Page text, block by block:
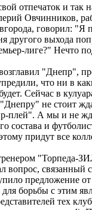
отпечаток и так
Овчинников,
говорил: "Я
другого выхода
лиге?" Нечто
"Днепр",
что ни в
Сейчас в
"Днепру" не стоит
плей". А мы и не
состава и
придут все
"Торпеда-
вопрос, связанный
предложение
для борьбы с этим
тех